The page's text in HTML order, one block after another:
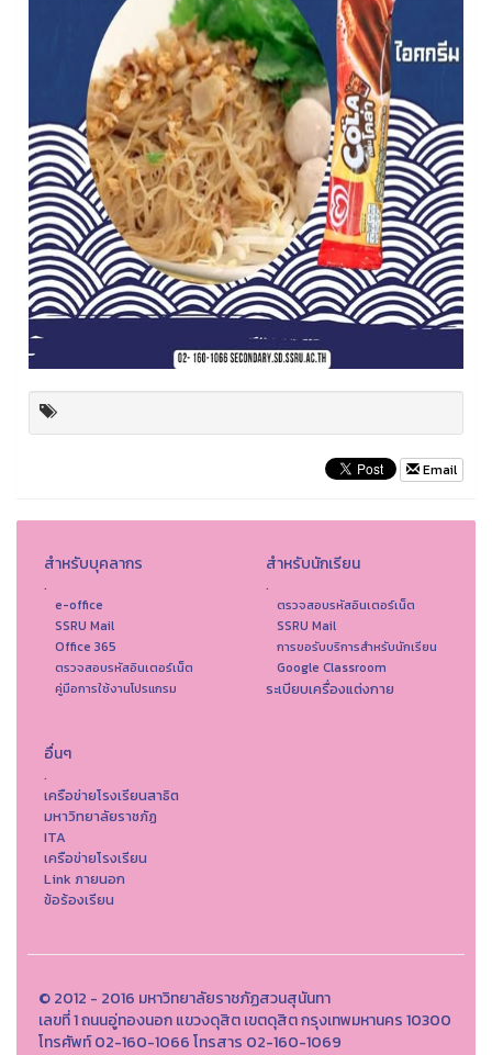
Email
สำหรับบุคลากร
.
e-office
SSRU Mail
Office 365
ตรวจสอบรหัสอินเตอร์เน็ต
คู่มือการใช้งานโปรแกรม
สำหรับนักเรียน
.
ตรวจสอบรหัสอินเตอร์เน็ต
SSRU Mail
การขอรับบริการสำหรับนักเรียน
Google Classroom
ระเบียบเครื่องแต่งกาย
อื่นๆ
.
เครือข่ายโรงเรียนสาธิต
มหาวิทยาลัยราชภัฏ
ITA
เครือข่ายโรงเรียน
Link ภายนอก
ข้อร้องเรียน
© 2012 - 2016 มหาวิทยาลัยราชภัฏสวนสุนันทา
เลขที่ 1 ถนนอู่ทองนอก แขวงดุสิต เขตดุสิต กรุงเทพมหานคร 10300
โทรศัพท์ 02-160-1066 โทรสาร 02-160-1069